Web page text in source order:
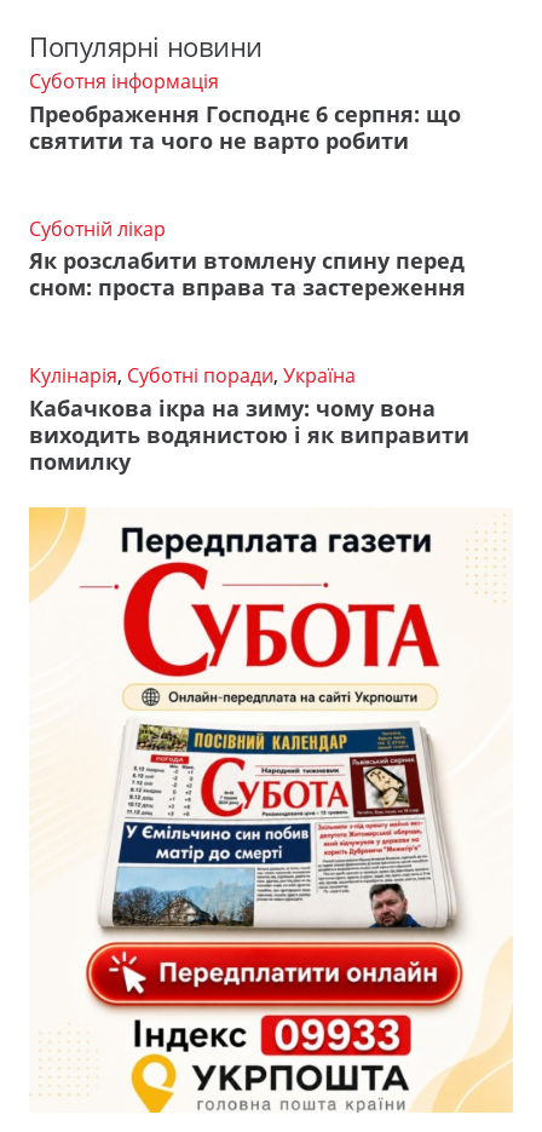
Популярні новини
Суботня інформація
Преображення Господнє 6 серпня: що
святити та чого не варто робити
Суботній лікар
Як розслабити втомлену спину перед
сном: проста вправа та застереження
Кулінарія, Суботні поради, Україна
Кабачкова ікра на зиму: чому вона
виходить водянистою і як виправити
помилку